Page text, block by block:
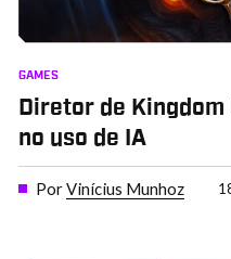
GAMES
Diretor de
no uso de IA
PorVinícius Munhoz